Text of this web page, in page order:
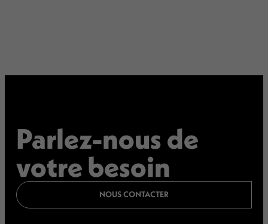
Parlez-nous de
votre besoin
NOUS CONTACTER